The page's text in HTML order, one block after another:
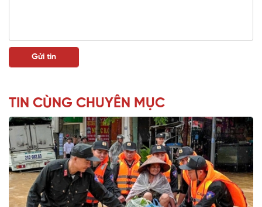
TIN CÙNG CHUYÊN MỤC